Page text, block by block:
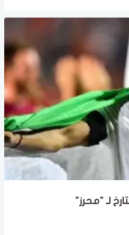
لـ "محرز"